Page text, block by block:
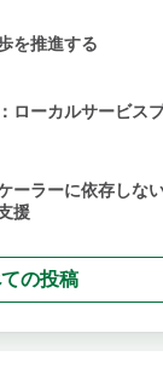
を推進する
ローカルサービス
ーラーに依存しな
援
の投稿